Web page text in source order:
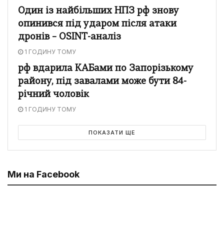
Один із найбільших НПЗ рф знову
опинився під ударом після атаки
дронів – OSINT-аналіз
1 ГОДИНУ ТОМУ
рф вдарила КАБами по Запорізькому
району, під завалами може бути 84-
річний чоловік
1 ГОДИНУ ТОМУ
ПОКАЗАТИ ЩЕ
Ми на Facebook